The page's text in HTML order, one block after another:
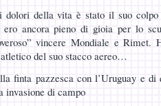
dolori della vita è stato il suo
ero ancora pieno di gioia per lo
vincere Mondiale e
atletico del suo stacco aereo…
finta pazzesca con l’Uruguay e
invasione di campo